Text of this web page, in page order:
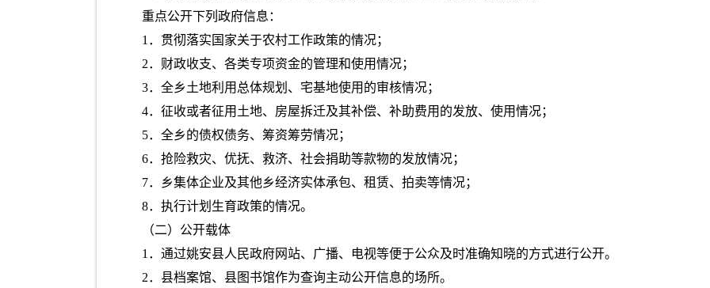
重点公开下列政府信息：
1．贯彻落实国家关于农村工作政策的情况；
2．财政收支、各类专项资金的管理和使用情况；
3．全乡土地利用总体规划、宅基地使用的审核情况；
4．征收或者征用土地、房屋拆迁及其补偿、补助费用的发放、使用情况；
5．全乡的债权债务、筹资筹劳情况；
6．抢险救灾、优抚、救济、社会捐助等款物的发放情况；
7．乡集体企业及其他乡经济实体承包、租赁、拍卖等情况；
8．执行计划生育政策的情况。
（二）公开载体
1．通过姚安县人民政府网站、广播、电视等便于公众及时准确知晓的方式进行公开。
2．县档案馆、县图书馆作为查询主动公开信息的场所。